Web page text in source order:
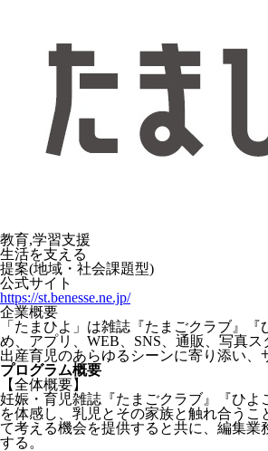
教育,学習支援
生活を支える
提案(地域・社会課題型)
公式サイト
https://st.benesse.ne.jp/
企業概要
「たまひよ」は雑誌『たまごクラブ』
め、アプリ、WEB、SNS、通販、写真
出産育児のあらゆるシーンに寄り添い、
プログラム概要
【全体概要】
妊娠・育児雑誌『たまごクラブ』『ひよ
を体感し、乳児とその家族と触れ合うこ
て考える機会を提供すると共に、編集業
する。